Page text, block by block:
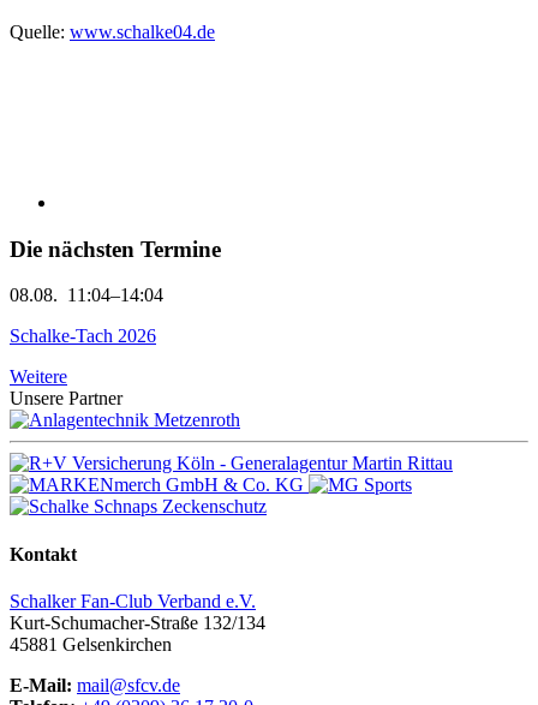
Quelle: www.schalke04.de
Die nächsten Termine
08.08. 11:04–14:04
Schalke-Tach 2026
Weitere
Unsere Partner
Kontakt
Schalker Fan-Club Verband e.V.
Kurt-Schumacher-Straße 132/134
45881 Gelsenkirchen
E-Mail: mail@sfcv.de